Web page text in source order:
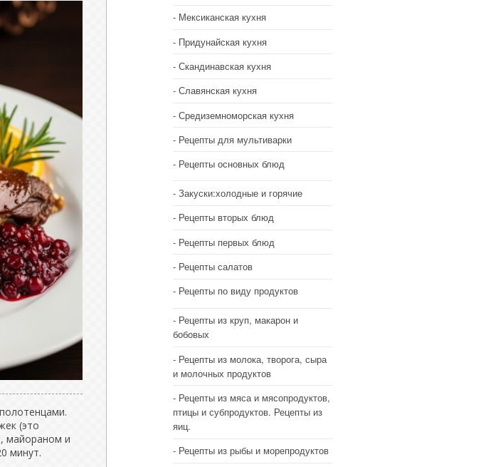
(это
майораном и
минут.
Мексиканская кухня
Придунайская кухня
Скандинавская кухня
Славянская кухня
Средиземноморская кухня
Рецепты для мультиварки
Рецепты основных блюд
Закуски:холодные и горячие
Рецепты вторых блюд
Рецепты первых блюд
Рецепты салатов
Рецепты по виду продуктов
Рецепты из круп, макарон и
бобовых
Рецепты из молока, творога, сыра
и молочных продуктов
Рецепты из мяса и мясопродуктов,
птицы и субпродуктов. Рецепты из
яиц.
Рецепты из рыбы и морепродуктов